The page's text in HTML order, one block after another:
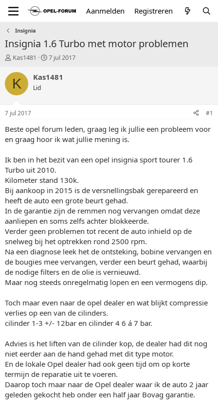
Aanmelden Registreren
Insignia
Insignia 1.6 Turbo met motor problemen
T
p
a
r
e
Kas1481
S
a
u
7 jul 2017
K Kas1481
Lid
7 jul 2017 #1
Beste opel forum leden, graag leg ik jullie een probleem voor
en graag hoor ik wat jullie mening is.
Ik ben in het bezit van een opel insignia sport tourer 1.6
Turbo uit 2010.
Kilometer stand 130k.
Bij aankoop in 2015 is de versnellingsbak gerepareerd en
heeft de auto een grote beurt gehad.
In de garantie zijn de remmen nog vervangen omdat deze
aanliepen en soms zelfs achter blokkeerde.
Verder geen problemen tot recent de auto inhield op de
snelweg bij het optrekken rond 2500 rpm.
Na een diagnose leek het de ontsteking, bobine vervangen en
de bougies mee vervangen, verder een beurt gehad, waarbij
de nodige filters en de olie is vernieuwd.
Maar nog steeds onregelmatig lopen en een vermogens dip.
Toch maar even naar de opel dealer en wat blijkt compressie
verlies op een van de cilinders.
cilinder 1-3 +/- 12bar en cilinder 4 6 á 7 bar.
Advies is het liften van de cilinder kop, de dealer had dit nog
niet eerder aan de hand gehad met dit type motor.
En de lokale Opel dealer had ook geen tijd om op korte
termijn de reparatie uit te voeren.
Daarop toch maar naar de Opel dealer waar ik de auto 2 jaar
geleden gekocht heb onder een half jaar Bovag garantie.